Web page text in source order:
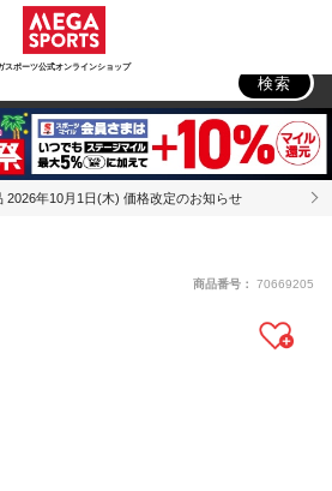
スポーツ公式オンラインショップ
ドア
検索
2026年10月1日(木) 価格改定のお知らせ
商品番号： 70669205